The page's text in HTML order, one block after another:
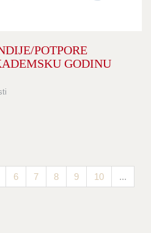
POTPORE
GODINU
6 7 8 9 10 ...